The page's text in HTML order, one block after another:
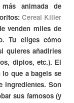
animada de
Cereal Killer
venden miles de
Tu eliges cómo
quieres añadirles
diplos, etc.). El
que a bagels se
ingredientes. Son
sus famosos (y